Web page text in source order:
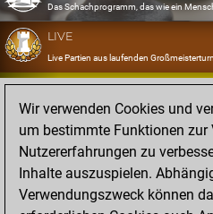
Das Schachprogramm, das wie ein
LIVE
Live Partien aus laufenden
OPENINGS
Erfassen und Üben Sie Ihr
DATABASE
Acht Millionen starke Partien
MYGAMES
Speichern und analysieren Sie eigene
Wir verwenden Cookies und
um bestimmte Funktionen zur
Nutzererfahrungen zu
Inhalte auszuspielen.
Verwendungszweck können